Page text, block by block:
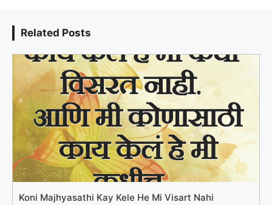
Related Posts
Koni Majhyasathi Kay Kele He Mi Visart Nahi